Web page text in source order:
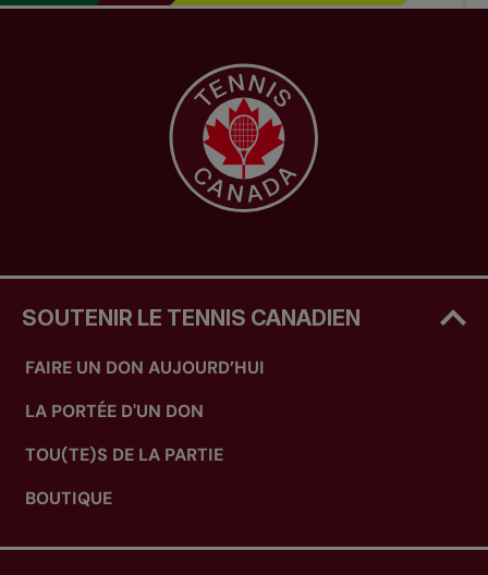
SOUTENIR LE TENNIS CANADIEN
FAIRE UN DON AUJOURD’HUI
LA PORTÉE D'UN DON
TOU(TE)S DE LA PARTIE
BOUTIQUE